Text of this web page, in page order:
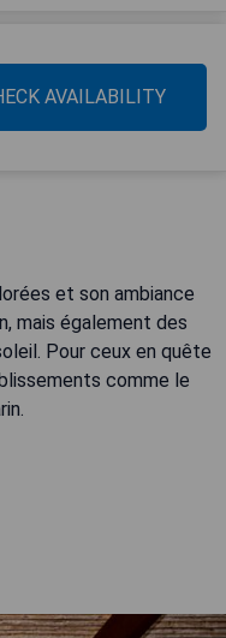
AVAILABILITY
et son ambiance
mais également des
Pour ceux en quête
comme le